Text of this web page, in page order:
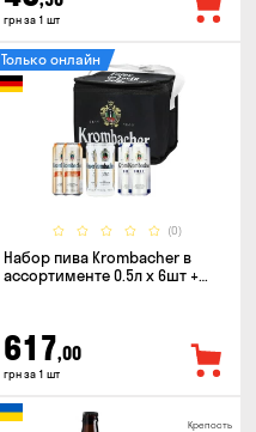
грн за 1 шт
(0)
Только онлайн
Набор пива Krombacher в
ассортименте 0.5л х 6шт +
617,00
грн за 1 шт
Крепость